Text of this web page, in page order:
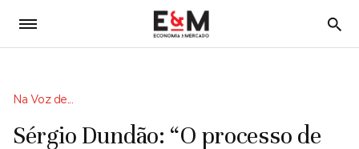
5
Na Voz de...
Sérgio Dundão: “O processo de